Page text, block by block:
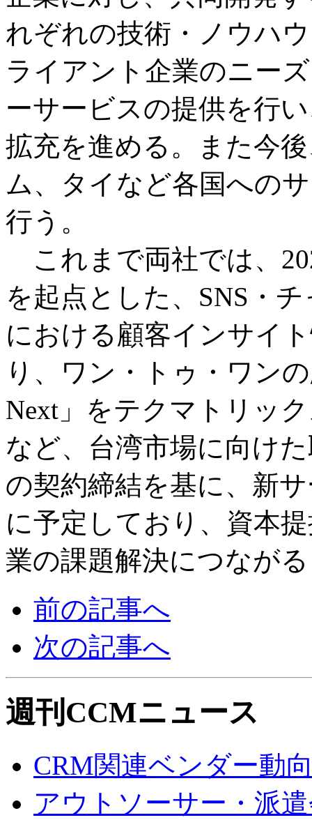
れぞれの技術・ノウハ
ライアント企業のニー
ーサービスの提供を行
拡充を進める。また今
ム、タイなど各国への
行う。
これまで両社では、
を起点とした、SNS・
における顧客インサイ
り、ワン・トゥ・ワン
Next」をテクマトリッ
など、台湾市場に向け
の契約締結を基に、新
に予定しており、資本
業の課題解決につなが
前の記事へ
次の記事へ
週刊CCMニュース
CRM関連ベンダー動
アウトソーサー・派